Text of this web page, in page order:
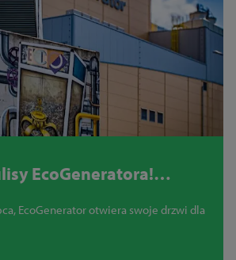
EcoGeneratora!
EcoGenerator otwiera swoje drzwi dla